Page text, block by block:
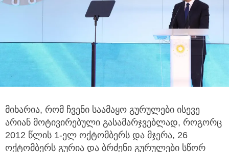
მიხარია, რომ ჩვენი საამაყო გურულები ისევე
არიან მოტივირებული გასამარჯვებლად, როგორც
2012 წლის 1-ელ ოქტომბერს და მჯერა, 26
ოქტომბერს გურია და ბრძენი გურულები სწორ